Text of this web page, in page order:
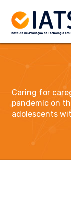
Caring for
pandemic on
adolescents